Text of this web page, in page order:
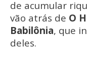
de acumular
vão atrás de O
Babilônia, que
deles.